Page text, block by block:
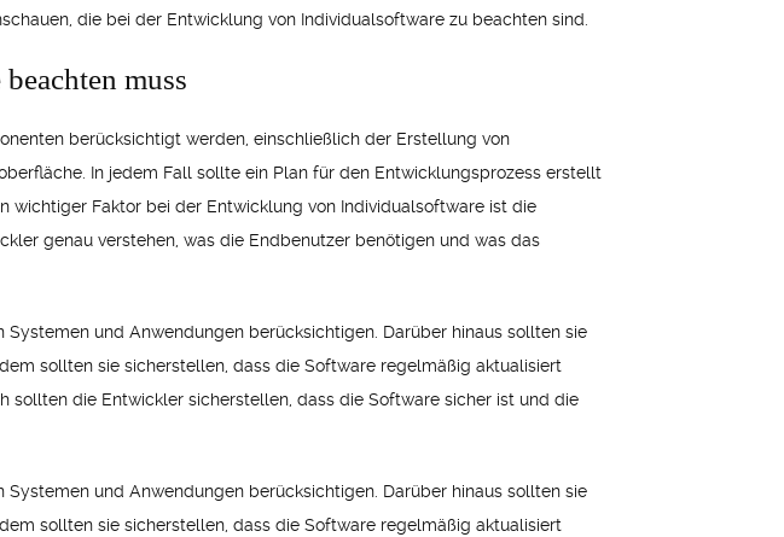
die bei der Entwicklung von Individualsoftware zu beachten sind.
muss
berücksichtigt werden, einschließlich der Erstellung von
In jedem Fall sollte ein Plan für den Entwicklungsprozess erstellt
Faktor bei der Entwicklung von Individualsoftware ist die
genau verstehen, was die Endbenutzer benötigen und was das
und Anwendungen berücksichtigen. Darüber hinaus sollten sie
sollten sie sicherstellen, dass die Software regelmäßig aktualisiert
sollten die Entwickler sicherstellen, dass die Software sicher ist und die
und Anwendungen berücksichtigen. Darüber hinaus sollten sie
sollten sie sicherstellen, dass die Software regelmäßig aktualisiert